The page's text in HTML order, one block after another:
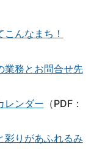
んなまち！
務とお問合せ先
レンダー （PDF：
りがあふれるみ